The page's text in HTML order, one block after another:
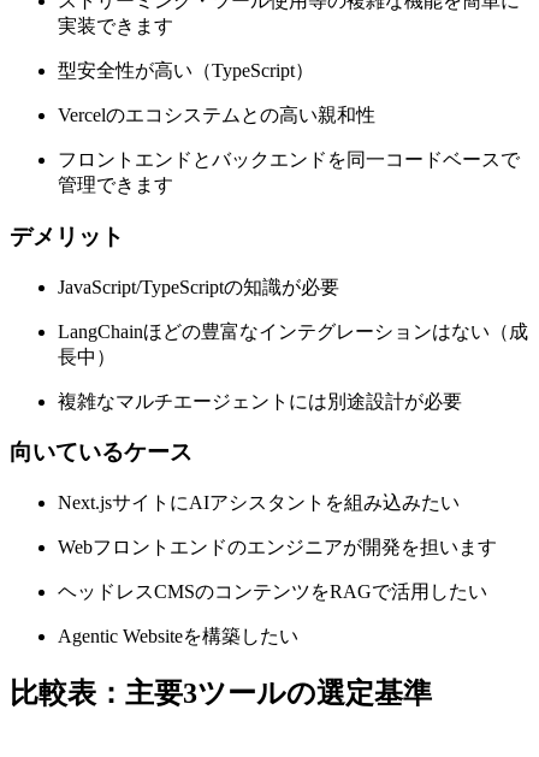
実装できます
型安全性が高い（TypeScript）
Vercelのエコシステムとの高い親和性
フロントエンドとバックエンドを同一コードベースで
管理できます
デメリット
JavaScript/TypeScriptの知識が必要
LangChainほどの豊富なインテグレーションはない（成
長中）
複雑なマルチエージェントには別途設計が必要
向いているケース
Next.jsサイトにAIアシスタントを組み込みたい
Webフロントエンドのエンジニアが開発を担います
ヘッドレスCMSのコンテンツをRAGで活用したい
Agentic Websiteを構築したい
比較表：主要3ツールの選定基準